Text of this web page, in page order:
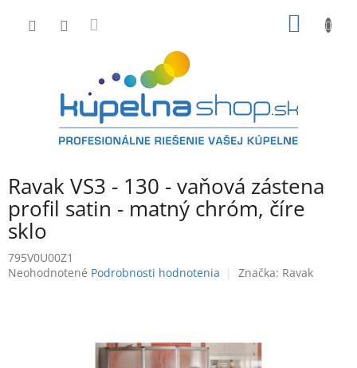
Ravak VS3 - 130 - vaňová zástena
profil satin - matný chróm, číre
sklo
795V0U00Z1
Priemerné
Neohodnotené Podrobnosti hodnotenia Značka: Ravak